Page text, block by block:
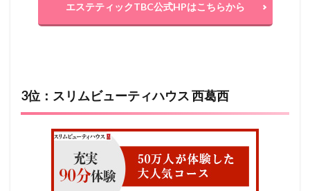
エステティックTBC公式HPはこちらから
3位：スリムビューティハウス 西葛西